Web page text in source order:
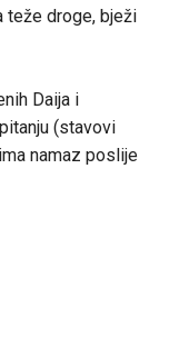
teže droge, bježi
Daija i
(stavovi
namaz poslije